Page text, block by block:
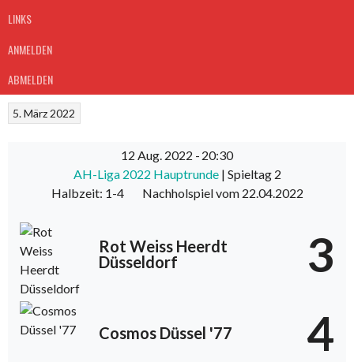
LINKS
ANMELDEN
ABMELDEN
5. März 2022
12 Aug. 2022 - 20:30
AH-Liga 2022 Hauptrunde | Spieltag 2
Halbzeit: 1-4
Nachholspiel vom 22.04.2022
Rot Weiss Heerdt
Düsseldorf
3
Cosmos Düssel '77 4